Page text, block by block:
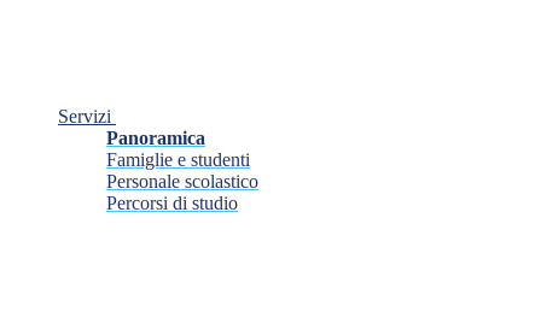
Servizi
Panoramica
Famiglie e studenti
Personale scolastico
Percorsi di studio